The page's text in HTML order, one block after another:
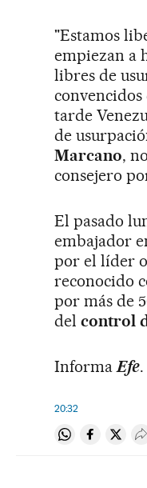
"Estamos
empiezan a
libres de
tarde
de
Marcano,
consejero
El pasado
embajador
por el líder
reconocido
por más de
del control
InformaEfe.
20:32
Compartir en